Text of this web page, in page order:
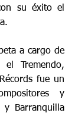
su éxito el
a cargo de
el Tremendo,
fue un
y
y Barranquilla